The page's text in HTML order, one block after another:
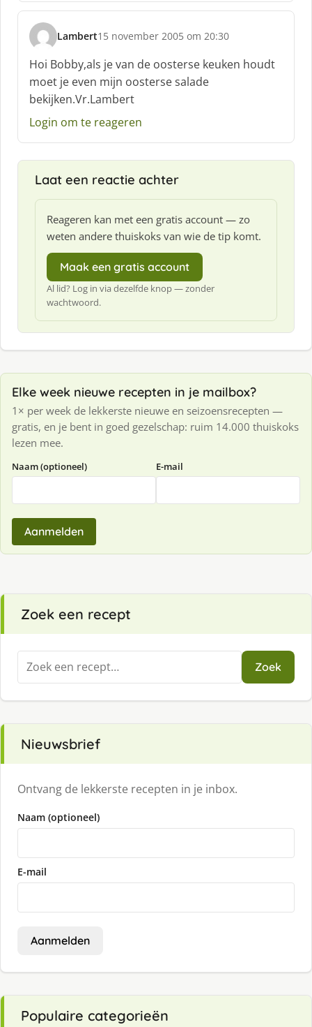
e
f
:
Lambert
s
c
h
r
e
e
f
:
15 november 2005 om 20:30
Hoi Bobby,als je van de oosterse keuken houdt
moet je even mijn oosterse salade
bekijken.Vr.Lambert
Login om te reageren
Laat een reactie achter
Reageren kan met een gratis account — zo
weten andere thuiskoks van wie de tip komt.
Maak een gratis account
Al lid? Log in via dezelfde knop — zonder
wachtwoord.
Elke week nieuwe recepten in je mailbox?
1× per week de lekkerste nieuwe en seizoensrecepten —
gratis, en je bent in goed gezelschap: ruim 14.000 thuiskoks
lezen mee.
Naam (optioneel) E-mail
Aanmelden
Zoek een recept
Zoeken
naar:
Zoek
Nieuwsbrief
Ontvang de lekkerste recepten in je inbox.
Naam (optioneel)
E-mail
Aanmelden
Populaire categorieën